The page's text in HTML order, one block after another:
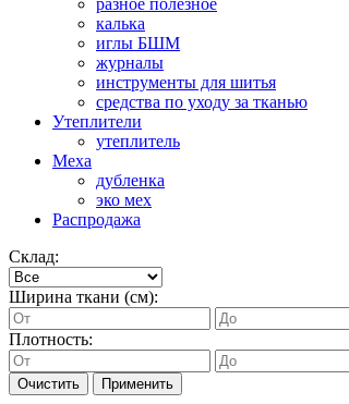
разное полезное
калька
иглы БШМ
журналы
инструменты для шитья
средства по уходу за тканью
Утеплители
утеплитель
Меха
дубленка
эко мех
Распродажа
Склад:
Ширина ткани (см):
Плотность:
Очистить Применить